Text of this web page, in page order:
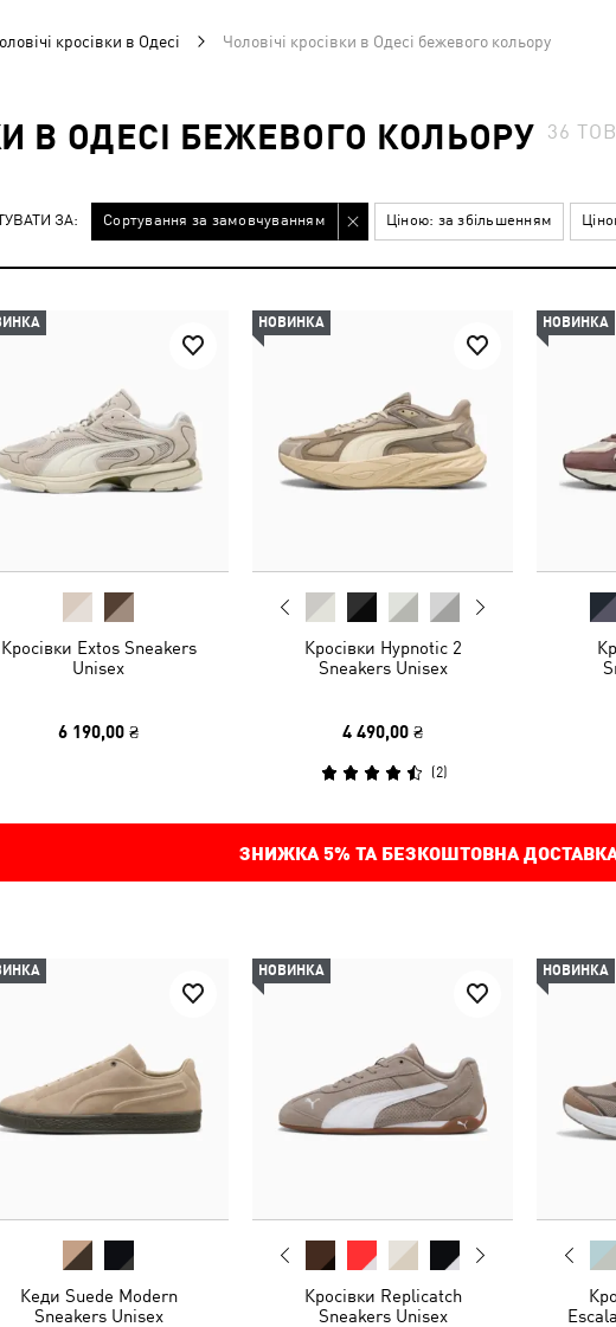
кросівки в Одесі Чоловічі кросівки в Одесі бежевого кольору
В ОДЕСІ БЕЖЕВОГО КОЛЬОРУ 36
ЗА: Сортування за замовчуванням Ціною: за збільшенням
Кросівки Extos Sneakers
Unisex
6 190,00 ₴
НОВИНКА
Кросівки Hypnotic 2
Sneakers Unisex
4 490,00 ₴
(2)
НОВИНКА
ЗНИЖКА 5% ТА БЕЗКОШТОВНА
Кеди Suede Modern
Sneakers Unisex
НОВИНКА
Кросівки Replicatch
Sneakers Unisex
НОВИНКА